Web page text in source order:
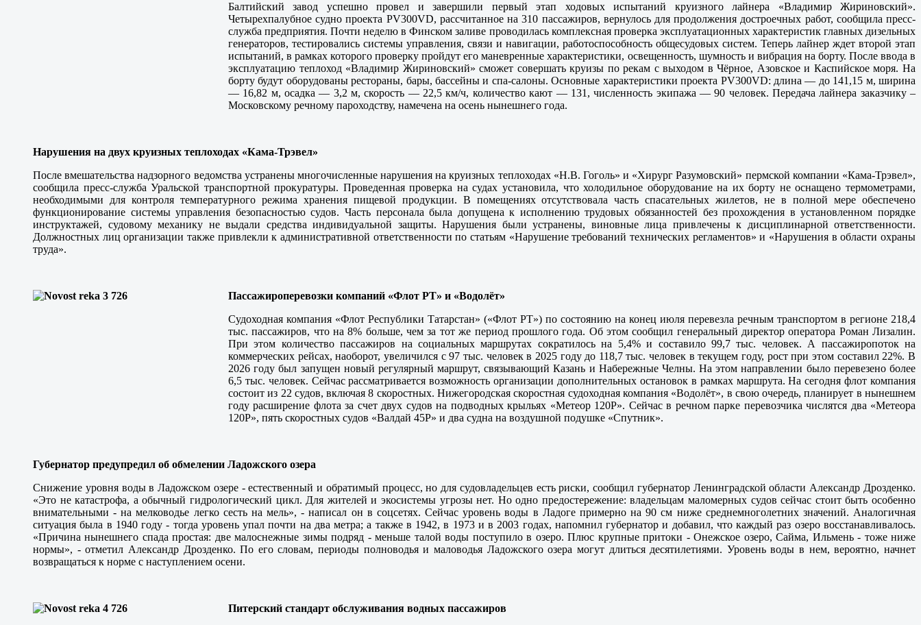
Балтийский завод успешно провел и завершили первый этап ходовых испытаний круизного лайнера «Владимир Жириновский».
Четырехпалубное судно проекта PV300VD, рассчитанное на 310 пассажиров, вернулось для продолжения достроечных работ, сообщила пресс-
служба предприятия. Почти неделю в Финском заливе проводилась комплексная проверка эксплуатационных характеристик главных дизельных
генераторов, тестировались системы управления, связи и навигации, работоспособность общесудовых систем. Теперь лайнер ждет второй этап
испытаний, в рамках которого проверку пройдут его маневренные характеристики, освещенность, шумность и вибрация на борту. После ввода в
эксплуатацию теплоход «Владимир Жириновский» сможет совершать круизы по рекам с выходом в Чёрное, Азовское и Каспийское моря. На
борту будут оборудованы рестораны, бары, бассейны и спа-салоны. Основные характеристики проекта PV300VD: длина — до 141,15 м, ширина
— 16,82 м, осадка — 3,2 м, скорость — 22,5 км/ч, количество кают — 131, численность экипажа — 90 человек. Передача лайнера заказчику –
Московскому речному пароходству, намечена на осень нынешнего года.
Нарушения на двух круизных теплоходах «Кама-Трэвел»
После вмешательства надзорного ведомства устранены многочисленные нарушения на круизных теплоходах «Н.В. Гоголь» и «Хирург Разумовский» пермской компании «Кама-Трэвел»,
сообщила пресс-служба Уральской транспортной прокуратуры. Проведенная проверка на судах установила, что холодильное оборудование на их борту не оснащено термометрами,
необходимыми для контроля температурного режима хранения пищевой продукции. В помещениях отсутствовала часть спасательных жилетов, не в полной мере обеспечено
функционирование системы управления безопасностью судов. Часть персонала была допущена к исполнению трудовых обязанностей без прохождения в установленном порядке
инструктажей, судовому механику не выдали средства индивидуальной защиты. Нарушения были устранены, виновные лица привлечены к дисциплинарной ответственности.
Должностных лиц организации также привлекли к административной ответственности по статьям «Нарушение требований технических регламентов» и «Нарушения в области охраны
труда».
Пассажироперевозки компаний «Флот РТ» и «Водолёт»
Судоходная компания «Флот Республики Татарстан» («Флот РТ») по состоянию на конец июля перевезла речным транспортом в регионе 218,4
тыс. пассажиров, что на 8% больше, чем за тот же период прошлого года. Об этом сообщил генеральный директор оператора Роман Лизалин.
При этом количество пассажиров на социальных маршрутах сократилось на 5,4% и составило 99,7 тыс. человек. А пассажиропоток на
коммерческих рейсах, наоборот, увеличился с 97 тыс. человек в 2025 году до 118,7 тыс. человек в текущем году, рост при этом составил 22%. В
2026 году был запущен новый регулярный маршрут, связывающий Казань и Набережные Челны. На этом направлении было перевезено более
6,5 тыс. человек. Сейчас рассматривается возможность организации дополнительных остановок в рамках маршрута. На сегодня флот компания
состоит из 22 судов, включая 8 скоростных. Нижегородская скоростная судоходная компания «Водолёт», в свою очередь, планирует в нынешнем
году расширение флота за счет двух судов на подводных крыльях «Метеор 120Р». Сейчас в речном парке перевозчика числятся два «Метеора
120Р», пять скоростных судов «Валдай 45Р» и два судна на воздушной подушке «Спутник».
Губернатор предупредил об обмелении Ладожского озера
Снижение уровня воды в Ладожском озере - естественный и обратимый процесс, но для судовладельцев есть риски, сообщил губернатор Ленинградской области Александр Дрозденко.
«Это не катастрофа, а обычный гидрологический цикл. Для жителей и экосистемы угрозы нет. Но одно предостережение: владельцам маломерных судов сейчас стоит быть особенно
внимательными - на мелководье легко сесть на мель», - написал он в соцсетях. Сейчас уровень воды в Ладоге примерно на 90 см ниже среднемноголетних значений. Аналогичная
ситуация была в 1940 году - тогда уровень упал почти на два метра; а также в 1942, в 1973 и в 2003 годах, напомнил губернатор и добавил, что каждый раз озеро восстанавливалось.
«Причина нынешнего спада простая: две малоснежные зимы подряд - меньше талой воды поступило в озеро. Плюс крупные притоки - Онежское озеро, Сайма, Ильмень - тоже ниже
нормы», - отметил Александр Дрозденко. По его словам, периоды полноводья и маловодья Ладожского озера могут длиться десятилетиями. Уровень воды в нем, вероятно, начнет
возвращаться к норме с наступлением осени.
Питерский стандарт обслуживания водных пассажиров